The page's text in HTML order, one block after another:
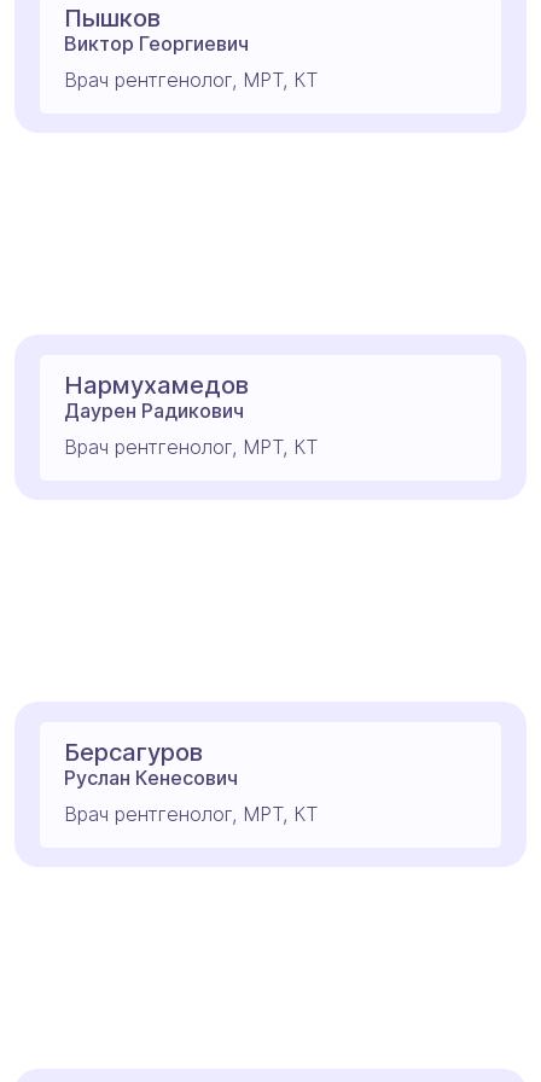
Пышков
Виктор Георгиевич
Врач рентгенолог, МРТ, КТ
Нармухамедов
Даурен Радикович
Врач рентгенолог, МРТ, КТ
Берсагуров
Руслан Кенесович
Врач рентгенолог, МРТ, КТ